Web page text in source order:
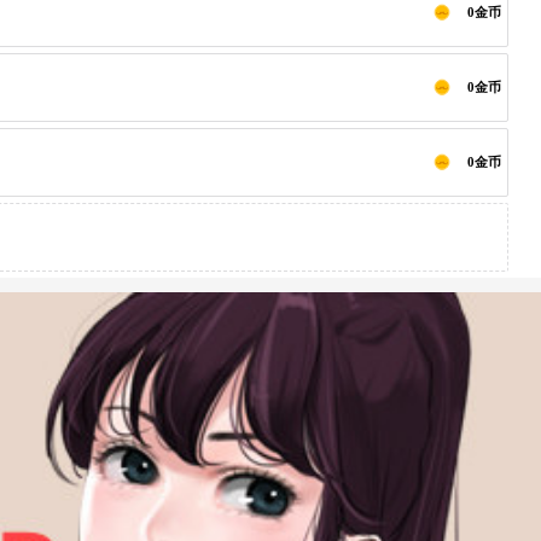
0金币
0金币
0金币